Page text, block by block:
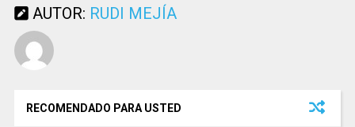
AUTOR: RUDI MEJÍA
RECOMENDADO PARA USTED